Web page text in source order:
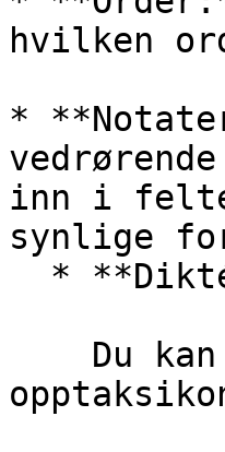
hvilken
*
inn i
synlige